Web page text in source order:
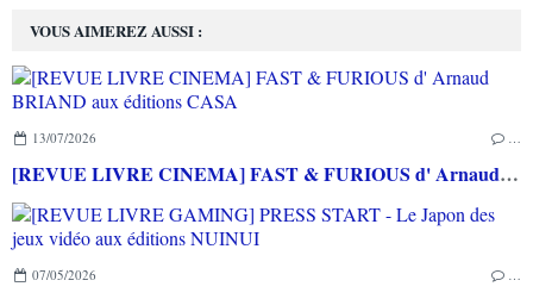
VOUS AIMEREZ AUSSI :
13/07/2026 …
[REVUE LIVRE CINEMA] FAST & FURIOUS d' Arnaud BRIAND aux éditions CASA
07/05/2026 …